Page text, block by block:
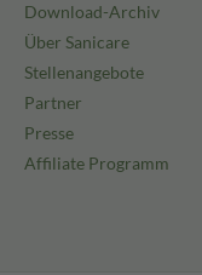
Download-Archiv
Über Sanicare
Stellenangebote
Partner
Presse
Affiliate Programm